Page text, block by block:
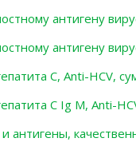
антигену
антигену
С, Anti-HCV,
С Ig M, Anti-
антигены,